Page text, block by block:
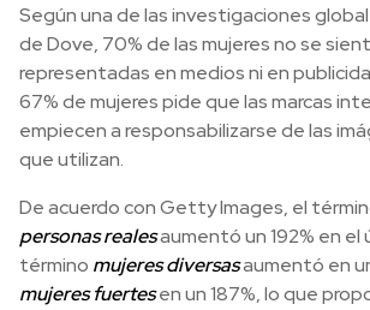
Según una de las investigaciones
de Dove, 70% de las mujeres no se
representadas en medios ni en
67% de mujeres pide que las marcas
empiecen a responsabilizarse de las
que utilizan.
De acuerdo con Getty Images, el
personas realesaumentó un 192% en el
término mujeres diversasaumentó en
mujeres fuertesen un 187%, lo que